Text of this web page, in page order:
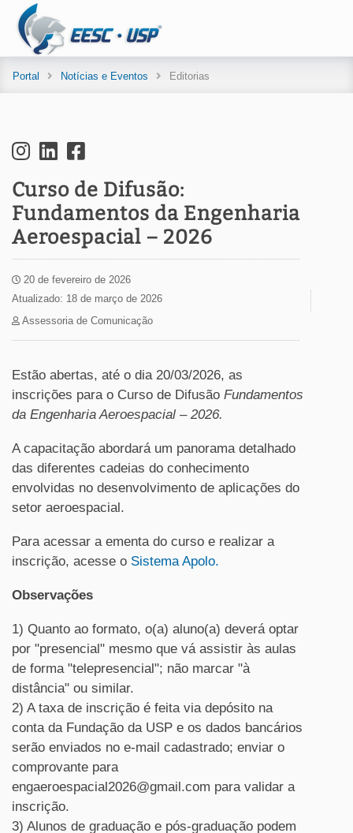
Portal Notícias e Eventos Editorias
Curso de Difusão:
Fundamentos da Engenharia
Aeroespacial – 2026
20 de fevereiro de 2026
Atualizado: 18 de março de 2026
Assessoria de Comunicação
Estão abertas, até o dia 20/03/2026, as
inscrições para o Curso de Difusão Fundamentos
da Engenharia Aeroespacial – 2026.
A capacitação abordará um panorama detalhado
das diferentes cadeias do conhecimento
envolvidas no desenvolvimento de aplicações do
setor aeroespacial.
Para acessar a ementa do curso e realizar a
inscrição, acesse o Sistema Apolo.
Observações
1) Quanto ao formato, o(a) aluno(a) deverá optar
por "presencial" mesmo que vá assistir às aulas
de forma "telepresencial"; não marcar "à
distância" ou similar.
2) A taxa de inscrição é feita via depósito na
conta da Fundação da USP e os dados bancários
serão enviados no e-mail cadastrado; enviar o
comprovante para
engaeroespacial2026@gmail.com para validar a
inscrição.
3) Alunos de graduação e pós-graduação podem